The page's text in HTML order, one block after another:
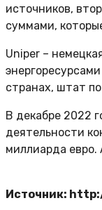
источников,
суммами,
Uniper –
странах, штат
В декабре 2022
деятельности
миллиарда евро.
Источник: